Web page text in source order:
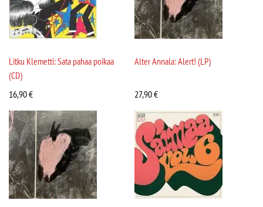
Litku Klemetti: Sata pahaa poikaa
(CD)
16,90€
Alter Annala: Alert! (LP)
27,90€